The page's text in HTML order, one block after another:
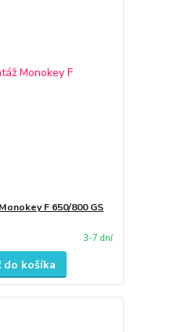
F 650/800 GS
3-7 dní
do košíka